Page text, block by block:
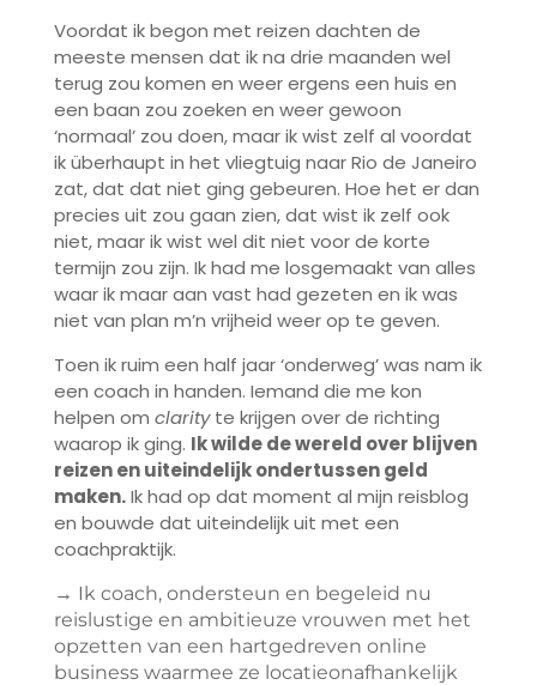
Voordat ik begon met reizen dachten de
meeste mensen dat ik na drie maanden wel
terug zou komen en weer ergens een huis en
een baan zou zoeken en weer gewoon
‘normaal’ zou doen, maar ik wist zelf al voordat
ik überhaupt in het vliegtuig naar Rio de Janeiro
zat, dat dat niet ging gebeuren. Hoe het er dan
precies uit zou gaan zien, dat wist ik zelf ook
niet, maar ik wist wel dit niet voor de korte
termijn zou zijn. Ik had me losgemaakt van alles
waar ik maar aan vast had gezeten en ik was
niet van plan m’n vrijheid weer op te geven.
Toen ik ruim een half jaar ‘onderweg’ was nam ik
een coach in handen. Iemand die me kon
helpen om clarityte krijgen over de richting
waarop ik ging. Ik wilde de wereld over blijven
reizen en uiteindelijk ondertussen geld
maken.Ik had op dat moment al mijn reisblog
en bouwde dat uiteindelijk uit met een
coachpraktijk.
→ Ik coach, ondersteun en begeleid nu
reislustige en ambitieuze vrouwen met het
opzetten van een hartgedreven online
business waarmee ze locatieonafhankelijk